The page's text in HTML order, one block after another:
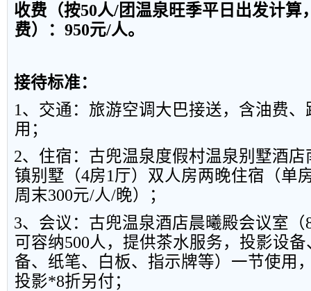
收费（按50人/团温泉旺季平日 出发计算
费）： 950元/人。
接待标准：
1、交通：旅游空调大巴接送，含油费
用；
2、住宿：古兜温泉度假村温泉别墅酒
镇别墅（4房1厅）双人房两晚住宿（单
周末300元/人/晚）；
3、会议：古兜温泉酒店晨曦殿会议室（
可容纳500人，提供茶水服务，投影设
备、纸笔、白板、指示牌等）一节使用
投影*8折另付；